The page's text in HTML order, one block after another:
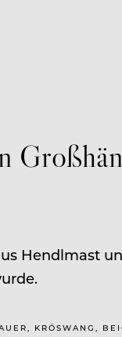
Hendlmast
KRÖSWANG,